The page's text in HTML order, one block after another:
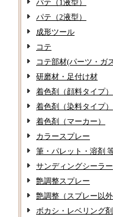
パテ（1液型）
パテ（2液型）
成形ツール
コテ
コテ部材(パーツ・ガ
研磨材・足付け材
着色剤（顔料タイプ）
着色剤（染料タイプ）
着色剤（マーカー）
カラースプレー
筆・パレット・溶剤
サンディングシーラー
艶調整スプレー
艶調整（スプレー以外
ボカシ・レベリング剤